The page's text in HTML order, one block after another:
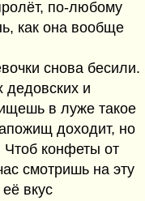
по-любому
как она вообще
снова бесили.
дедовских и
в луже такое
доходит, но
Чтоб конфеты от
смотришь на эту
вкус